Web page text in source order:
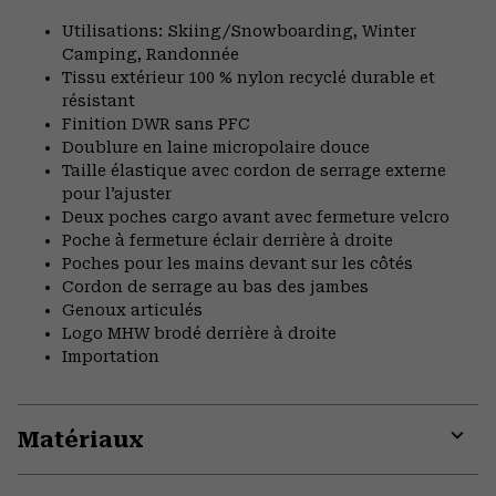
Utilisations: Skiing/Snowboarding, Winter
Camping, Randonnée
Tissu extérieur 100 % nylon recyclé durable et
résistant
Finition DWR sans PFC
Doublure en laine micropolaire douce
Taille élastique avec cordon de serrage externe
pour l’ajuster
Deux poches cargo avant avec fermeture velcro
Poche à fermeture éclair derrière à droite
Poches pour les mains devant sur les côtés
Cordon de serrage au bas des jambes
Genoux articulés
Logo MHW brodé derrière à droite
Importation
Matériaux